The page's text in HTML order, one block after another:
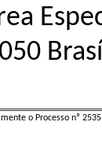
o Processo nº